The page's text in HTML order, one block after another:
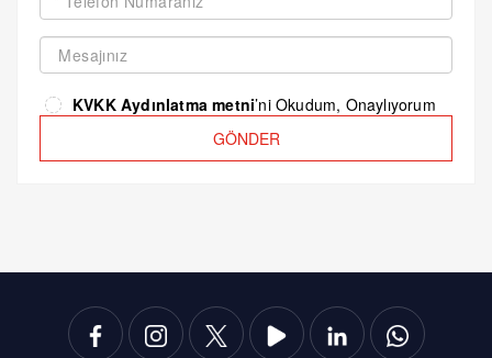
KVKK Aydınlatma metni’ni Okudum, Onaylıyorum
GÖNDER